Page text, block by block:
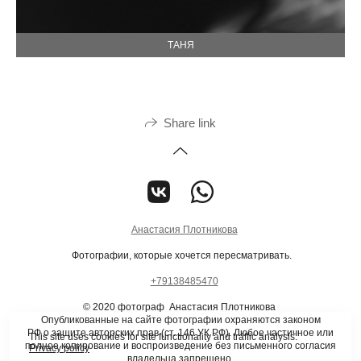
ТАНЯ
Share link
Анастасия Плотникова
Фотографии, которые хочется пересматривать.
+79138485470
© 2020 фотограф Анастасия Плотникова
Опубликованные на сайте фотографии охраняются законом
РФ о защите авторских прав (ст. 146 УК РФ). Любое частичное или
полное копирование и воспроизведение без письменного согласия
владельца запрещено.
This site uses cookies for site functionality and traffic analysis.
Privacy policy